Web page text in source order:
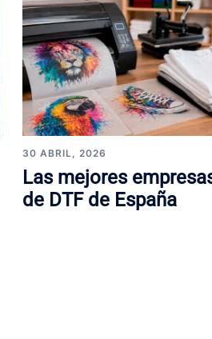
30 ABRIL, 2026
Las mejores
de DTF de España